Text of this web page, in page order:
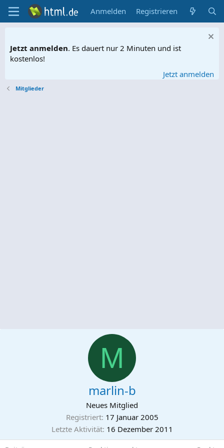
Anmelden Registrieren
Jetzt anmelden. Es dauert nur 2 Minuten und ist
kostenlos!
Jetzt anmelden
Mitglieder
M
marlin-b
Neues Mitglied
Registriert 17 Januar 2005
Letzte Aktivität 16 Dezember 2011